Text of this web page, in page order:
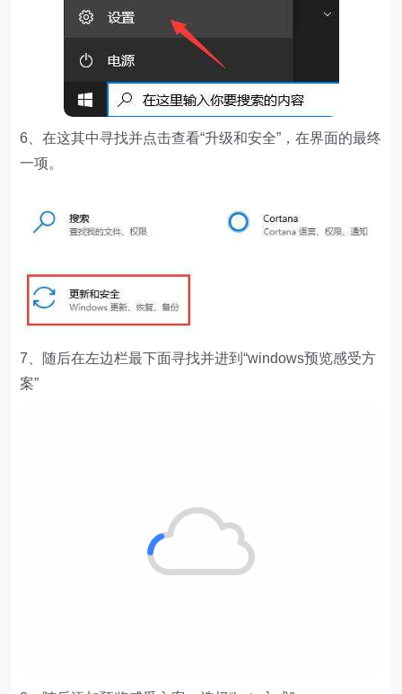
6、在这其中寻找并点击查看“升级和安全”，在界面的最终
一项。
7、随后在左边栏最下面寻找并进到“windows预览感受方
案”